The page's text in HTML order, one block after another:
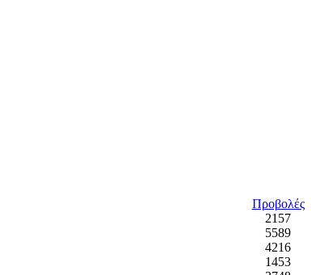
Προβολές
2157
5589
4216
1453